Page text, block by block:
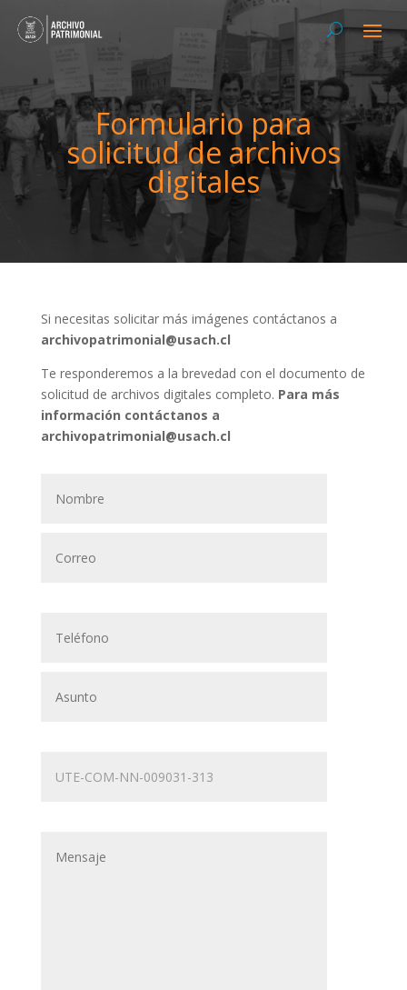
Formulario para
solicitud de archivos
digitales
Si necesitas solicitar más imágenes contáctanos a
archivopatrimonial@usach.cl
Te responderemos a la brevedad con el documento de
solicitud de archivos digitales completo. Para más
información contáctanos a
archivopatrimonial@usach.cl